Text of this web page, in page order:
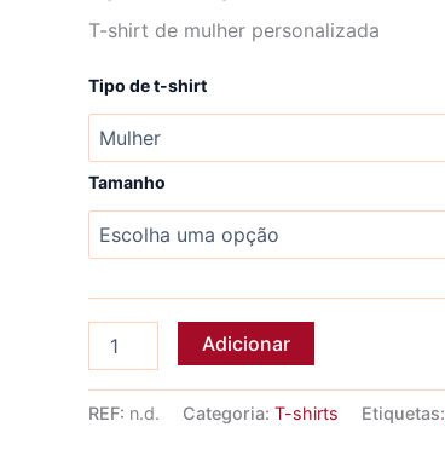
range:
through
9,55 €
T-shirt de mulher personalizada
Tipo de t-shirt
Tamanho
shirt
Adicionar
REF: n.d. Categoria: T-shirts Etiquetas: